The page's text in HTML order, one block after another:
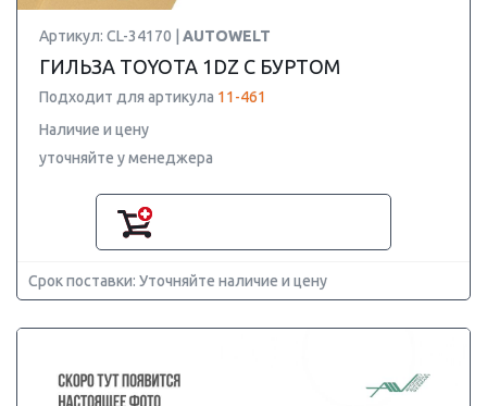
Артикул: CL-34170 | AUTOWELT
ГИЛЬЗА TOYOTA 1DZ С БУРТОМ
Подходит для артикула 11-461
Наличие и цену
уточняйте у менеджера
Срок поставки: Уточняйте наличие и цену